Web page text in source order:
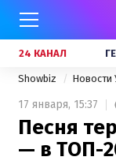
24 КАНАЛ
Showbiz Новости
17 января, 15:37
Песня
— в ТОП-